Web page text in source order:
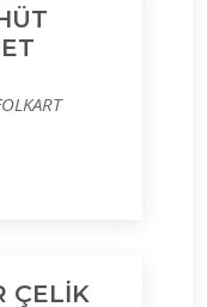
ÇELİK